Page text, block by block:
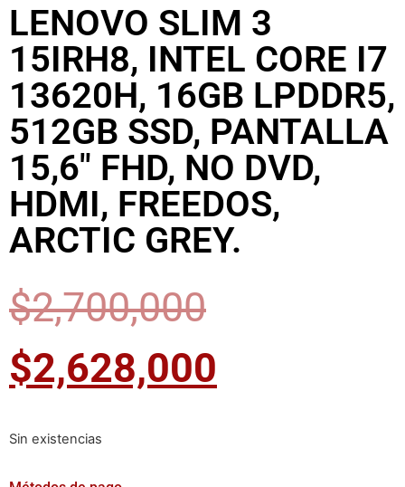
LENOVO SLIM 3
15IRH8, INTEL CORE I7
13620H, 16GB LPDDR5,
512GB SSD, PANTALLA
15,6″ FHD, NO DVD,
HDMI, FREEDOS,
ARCTIC GREY.
$2,700,000
$2,628,000
Sin existencias